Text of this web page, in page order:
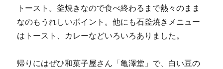
トースト。釜焼きなので食べ終わるまで熱々のまま
なのもうれしいポイント。他にも石釜焼きメニュー
はトースト、カレーなどいろいろありました。
帰りにはぜひ和菓子屋さん「亀澤堂」で、白い豆の